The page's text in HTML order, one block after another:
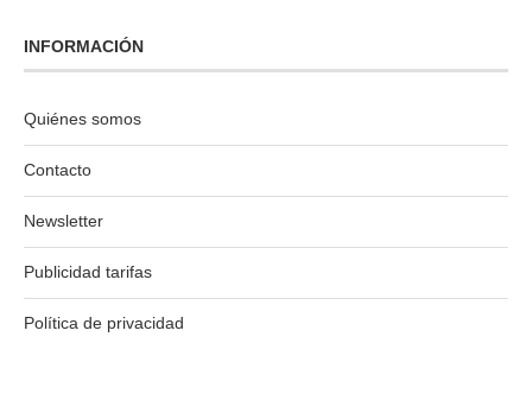
INFORMACIÓN
Quiénes somos
Contacto
Newsletter
Publicidad tarifas
Política de privacidad